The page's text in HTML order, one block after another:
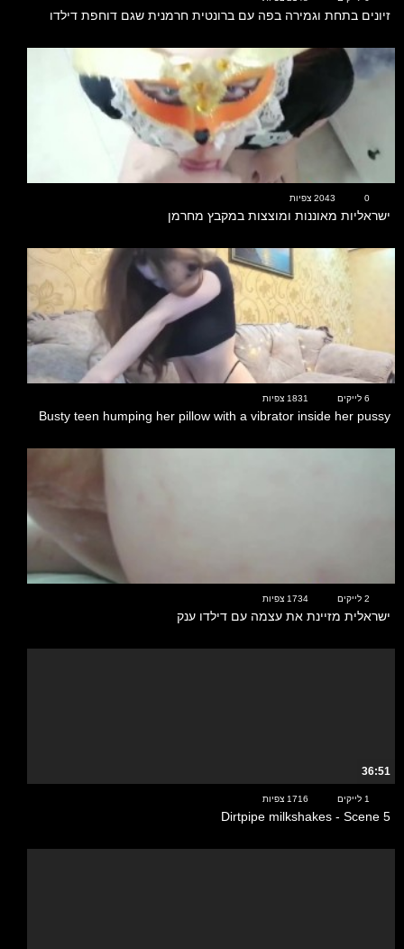
זיונים בתחת וגמירה בפה עם ברונטית חרמנית שגם דוחפת דילדו
0 2043 צפיות
ישראליות מאוננות ומוצצות במקבץ מחרמן
03:24
6 לייקים 1831 צפיות
Busty teen humping her pillow with a vibrator inside her pussy
2 לייקים 1734 צפיות
ישראלית מזיינת את עצמה עם דילדו ענק
36:51
1 לייקים 1716 צפיות
Dirtpipe milkshakes - Scene 5